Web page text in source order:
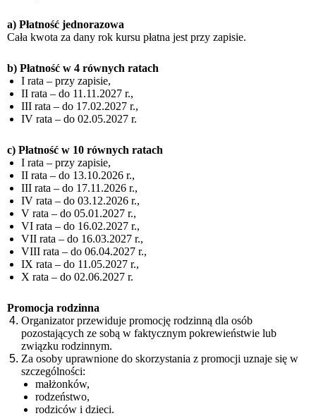
a) Płatność jednorazowa
Cała kwota za dany rok kursu płatna jest przy zapisie.
b) Płatność w 4 równych ratach
I rata – przy zapisie,
II rata – do 11.11.2027 r.,
III rata – do 17.02.2027 r.,
IV rata – do 02.05.2027 r.
c) Płatność w 10 równych ratach
I rata – przy zapisie,
II rata – do 13.10.2026 r.,
III rata – do 17.11.2026 r.,
IV rata – do 03.12.2026 r.,
V rata – do 05.01.2027 r.,
VI rata – do 16.02.2027 r.,
VII rata – do 16.03.2027 r.,
VIII rata – do 06.04.2027 r.,
IX rata – do 11.05.2027 r.,
X rata – do 02.06.2027 r.
Promocja rodzinna
Organizator przewiduje promocję rodzinną dla osób
pozostających ze sobą w faktycznym pokrewieństwie lub
związku rodzinnym.
Za osoby uprawnione do skorzystania z promocji uznaje się w
szczególności:
małżonków,
rodzeństwo,
rodziców i dzieci.